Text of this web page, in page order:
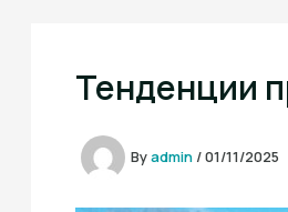
Тенденции
Byadmin /01/11/2025